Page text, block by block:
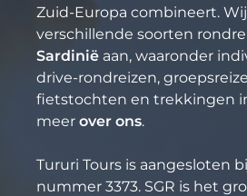
Zuid-Europa combineert.
verschillende soorten
Sardinië aan, waaronder
drive-rondreizen,
fietstochten en trekkingen
meer over ons.
Tururi Tours is aangesloten
nummer 3373. SGR is het